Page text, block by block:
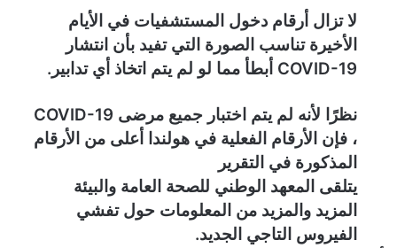
لا تزال أرقام دخول المستشفيات في الأيام
الأخيرة تناسب الصورة التي تفيد بأن انتشار
COVID-19 أبطأ مما لو لم يتم اتخاذ أي تدابير.
نظرًا لأنه لم يتم اختبار جميع مرضى COVID-19
، فإن الأرقام الفعلية في هولندا أعلى من الأرقام
المذكورة في التقرير
يتلقى المعهد الوطني للصحة العامة والبيئة
المزيد والمزيد من المعلومات حول تفشي
الفيروس التاجي الجديد.